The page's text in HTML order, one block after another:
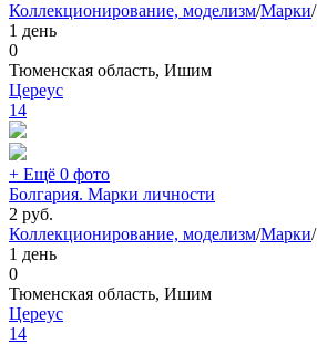
Коллекционирование, моделизм/Марки/
1 день
0
Тюменская область, Ишим
Цереус
14
+ Ещё 0 фото
Болгария. Марки личности
2 руб.
Коллекционирование, моделизм/Марки/
1 день
0
Тюменская область, Ишим
Цереус
14